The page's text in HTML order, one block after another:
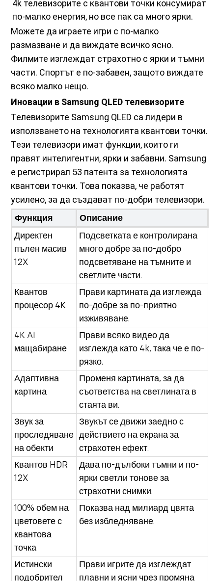
4k телевизорите с квантови точки консумират
по-малко енергия, но все пак са много ярки.
Можете да играете игри с по-малко
размазване и да виждате всичко ясно.
Филмите изглеждат страхотно с ярки и тъмни
части. Спортът е по-забавен, защото виждате
всяко малко нещо.
Иновации в Samsung QLED телевизорите
Телевизорите Samsung QLED са лидери в
използването на технологията квантови точки.
Тези телевизори имат функции, които ги
правят интелигентни, ярки и забавни. Samsung
е регистрирал 53 патента за технологията
квантови точки. Това показва, че работят
усилено, за да създават по-добри телевизори.
Функция
Описание
Директен
пълен масив
12X
Подсветката е контролирана
много добре за по-добро
подсветяване на тъмните и
светлите части.
Квантов
процесор 4K
Прави картината да изглежда
по-добре за по-приятно
изживяване.
4K AI
мащабиране
Прави всяко видео да
изглежда като 4k, така че е по-
рязко.
Адаптивна
картина
Променя картината, за да
съответства на светлината в
стаята ви.
Звук за
проследяване
на обекти
Звукът се движи заедно с
действието на екрана за
страхотен ефект.
Квантов HDR
12X
Дава по-дълбоки тъмни и по-
ярки светли тонове за
страхотни снимки.
100% обем на
цветовете с
квантова
точка
Показва над милиард цвята
без избледняване.
Истински
подобрител
Прави игрите да изглеждат
плавни и ясни чрез промяна